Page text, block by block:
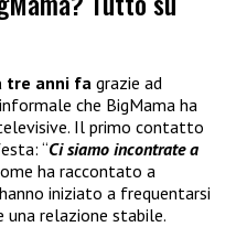
tre anni fa grazie ad
che BigMama ha
Il primo contatto
“Ci siamo incontrate a
ha raccontato a
iniziato a frequentarsi
una relazione stabile.